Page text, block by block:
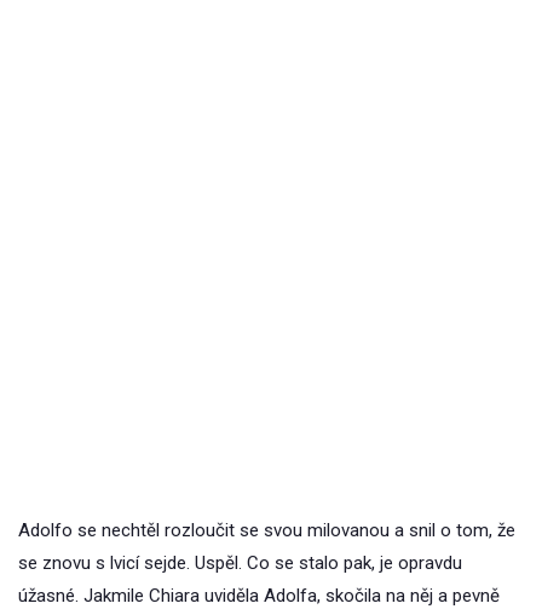
Adolfo se nechtěl rozloučit se svou milovanou a snil o tom, že
se znovu s lvicí sejde. Uspěl. Co se stalo pak, je opravdu
úžasné. Jakmile Chiara uviděla Adolfa, skočila na něj a pevně